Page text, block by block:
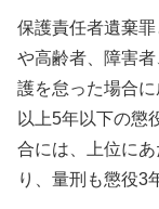
保護責任者遺棄
や高齢者、障害
護を怠った場合
以上5年以下の懲
合には、上位に
り、量刑も懲役3